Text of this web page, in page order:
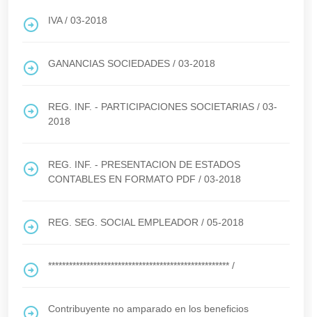
IVA/ 03-2018
GANANCIAS SOCIEDADES / 03-2018
REG. INF. - PARTICIPACIONES SOCIETARIAS / 03-
2018
REG. INF. - PRESENTACION DE ESTADOS
CONTABLES EN FORMATO PDF / 03-2018
REG. SEG. SOCIAL EMPLEADOR / 05-2018
**************************************************** /
Contribuyente no amparado en los beneficios